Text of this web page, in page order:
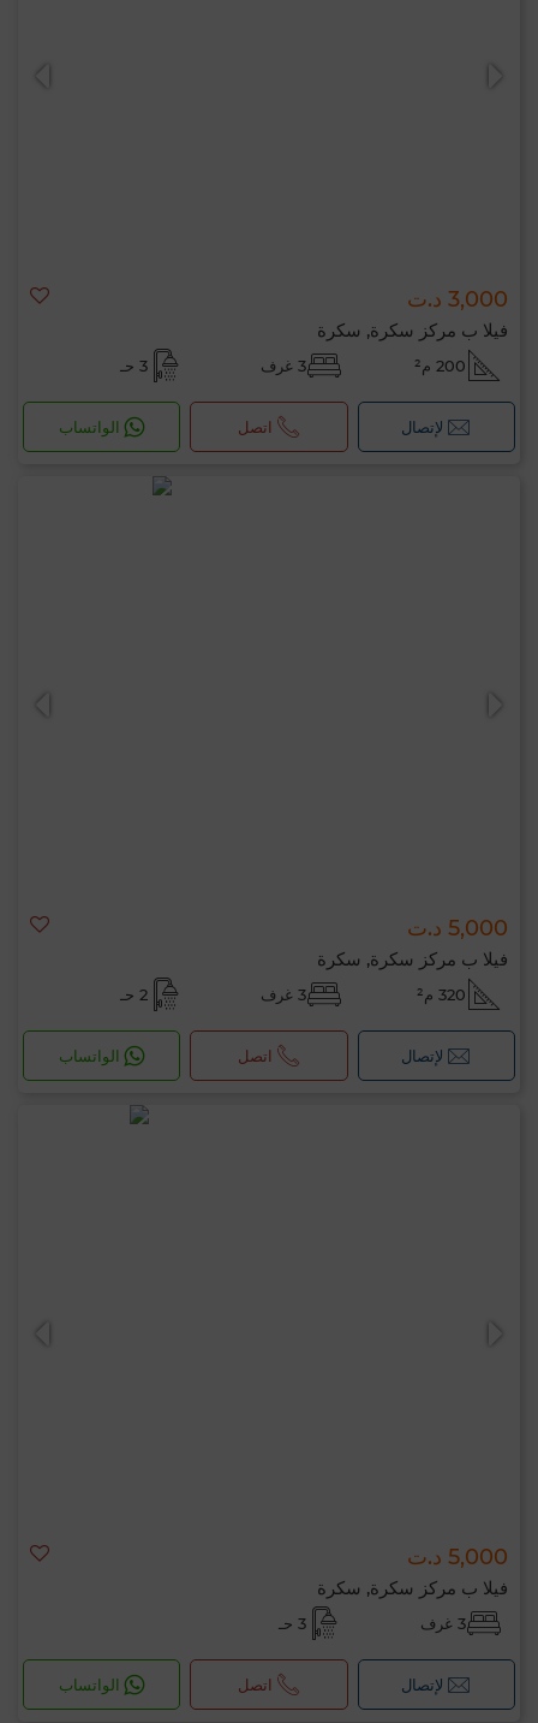
3,000 د.ت
فيلا ب مركز سكرة, سكرة
200 م² 3 غرف 3 حـ
لإتصال اتصل الواتساب
5,000 د.ت
فيلا ب مركز سكرة, سكرة
320 م² 3 غرف 2 حـ
لإتصال اتصل الواتساب
5,000 د.ت
فيلا ب مركز سكرة, سكرة
3 غرف 3 حـ
لإتصال اتصل الواتساب